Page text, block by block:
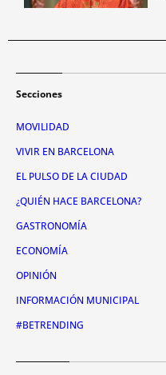
Secciones
MOVILIDAD
VIVIR EN BARCELONA
EL PULSO DE LA CIUDAD
¿QUIÉN HACE BARCELONA?
GASTRONOMÍA
ECONOMÍA
OPINIÓN
INFORMACIÓN MUNICIPAL
#BETRENDING